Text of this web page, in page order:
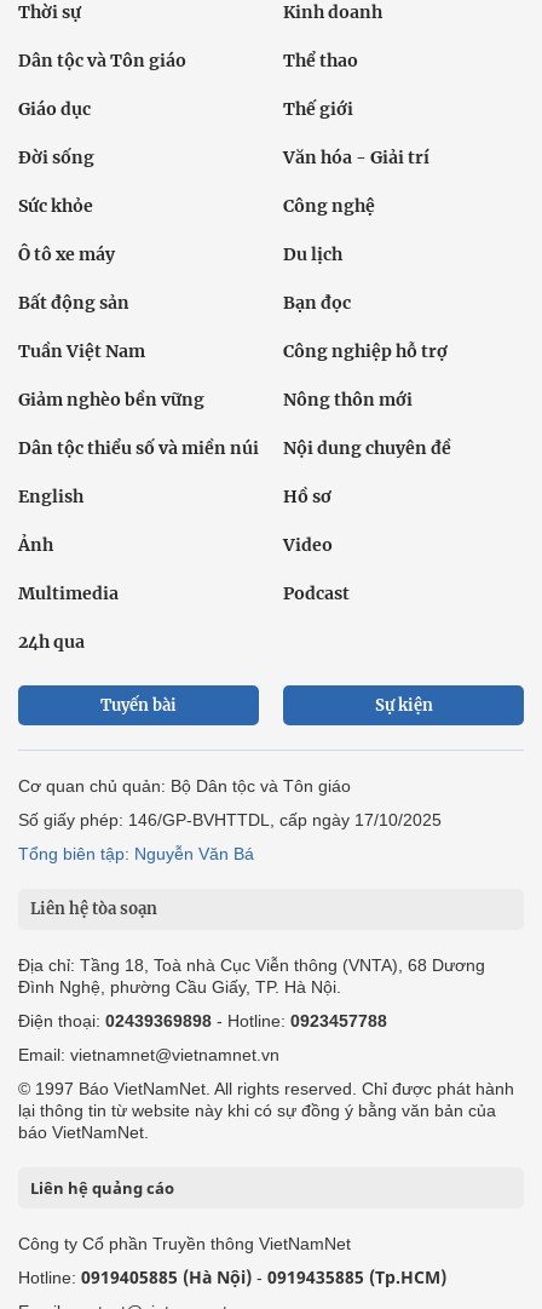
Thời sự Kinh doanh
Dân tộc và Tôn giáo Thể thao
Giáo dục Thế giới
Đời sống Văn hóa - Giải trí
Sức khỏe Công nghệ
Ô tô xe máy Du lịch
Bất động sản Bạn đọc
Tuần Việt Nam Công nghiệp hỗ trợ
Giảm nghèo bền vững Nông thôn mới
Dân tộc thiểu số và miền núi Nội dung chuyên đề
English Hồ sơ
Ảnh Video
Multimedia Podcast
24h qua
Tuyến bài Sự kiện
Cơ quan chủ quản: Bộ Dân tộc và Tôn giáo
Số giấy phép: 146/GP-BVHTTDL, cấp ngày 17/10/2025
Tổng biên tập: Nguyễn Văn Bá
Liên hệ tòa soạn
Địa chỉ: Tầng 18, Toà nhà Cục Viễn thông (VNTA), 68 Dương
Đình Nghệ, phường Cầu Giấy, TP. Hà Nội.
Điện thoại: 02439369898 - Hotline: 0923457788
Email: vietnamnet@vietnamnet.vn
© 1997 Báo VietNamNet. All rights reserved. Chỉ được phát hành
lại thông tin từ website này khi có sự đồng ý bằng văn bản của
báo VietNamNet.
Liên hệ quảng cáo
Công ty Cổ phần Truyền thông VietNamNet
Hotline: 0919405885 (Hà Nội) - 0919435885 (Tp.HCM)